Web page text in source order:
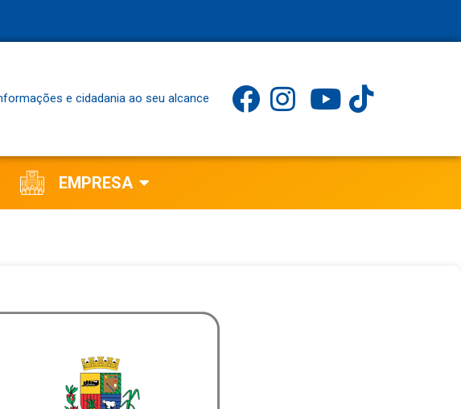
e cidadania ao seu alcance
EMPRESA